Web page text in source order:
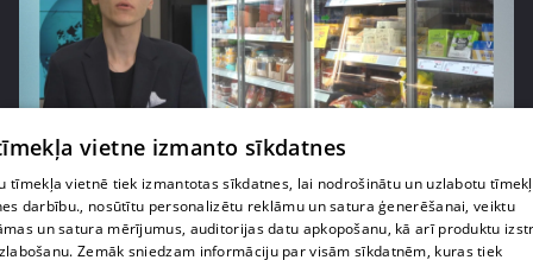
pirms 1 nedēļas, 1 dienas
Pārtiku pērkam vairāk, bet vai “zemo cenu grozs”
tiešām samazina kopējo čeku?
vietne izmanto sīkdatnes
tīmekļa vietnē tiek izmantotas sīkdatnes, lai nodrošinātu un uzlabotu
darbību., nosūtītu personalizētu reklāmu un satura ģenerēšanai, veiktu
un satura mērījumus, auditorijas datu apkopošanu, kā arī produktu
Zemāk sniedzam informāciju par visām sīkdatnēm, kuras tiek